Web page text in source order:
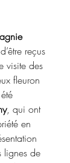
reçus
visite des
fleuron
, qui ont
en
lignes de